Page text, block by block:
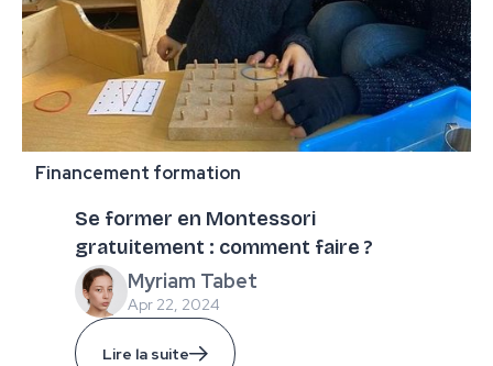
Financement formation
Se former en Montessori
gratuitement : comment faire ?
Myriam Tabet
Apr 22, 2024
Lire la suite